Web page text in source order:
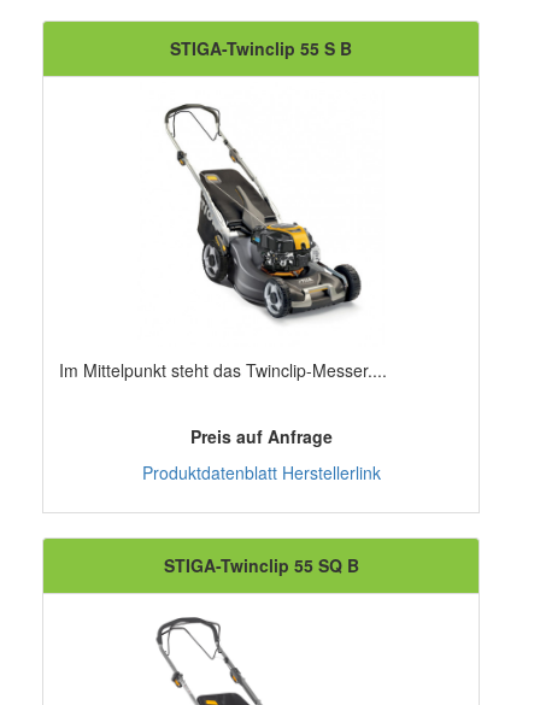
STIGA-Twinclip 55 S B
Im Mittelpunkt steht das Twinclip-Messer....
Preis auf Anfrage
Produktdatenblatt Herstellerlink
STIGA-Twinclip 55 SQ B